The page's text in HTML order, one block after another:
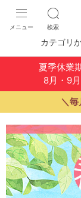
検索
メニュー
カテゴリ
夏季休業
8月・9
＼